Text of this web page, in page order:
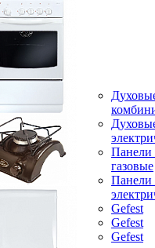
Панели
газовые
Панели
Gefest
Gefest
Gefest